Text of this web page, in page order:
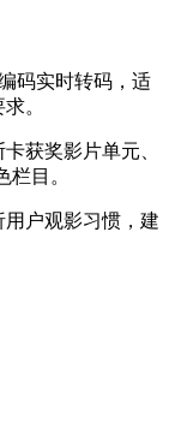
码实时转码，适
。
获奖影片单元、
目。
户观影习惯，建